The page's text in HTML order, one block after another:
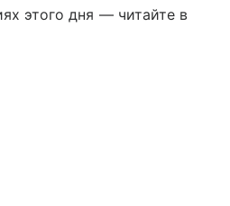
этого дня — читайте в